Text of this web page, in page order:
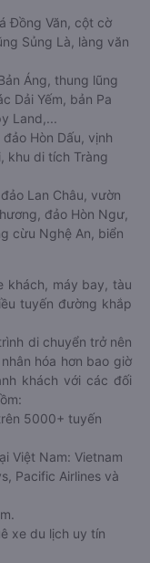
Đồng Văn, cột cờ
Sủng Là, làng văn
Áng, thung lũng
Dải Yếm, bản Pa
Land,...
Hòn Dấu, vịnh
khu di tích Tràng
Lan Châu, vườn
đảo Hòn Ngư,
cừu Nghệ An, biển
khách, máy bay, tàu
tuyến đường khắp
di chuyển trở nên
hóa hơn bao giờ
khách với các đối
5000+ tuyến
Việt Nam: Vietnam
Pacific Airlines và
xe du lịch uy tín